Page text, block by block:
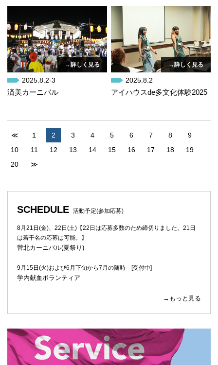
→詳しく見る
2025.8.2-3
済美カーニバル
→詳しく見る
2025.8.2
アイハウスde多文化体験2025
≪ 1 2 3 4 5 6 7 8
9
10
11 12 13 14 15 16 17 18
19
20
≫
SCHEDULE 活動予定(参加応募)
8月21日(金)、22日(土)【22日は応募多数のため締切りました。21日
は若干名の応募は可能。】
菅北カーニバル(夏祭り)
9月15日(火)および6月下旬から7月の随時 [受付中]
学内献血ボランティア
→もっと見る